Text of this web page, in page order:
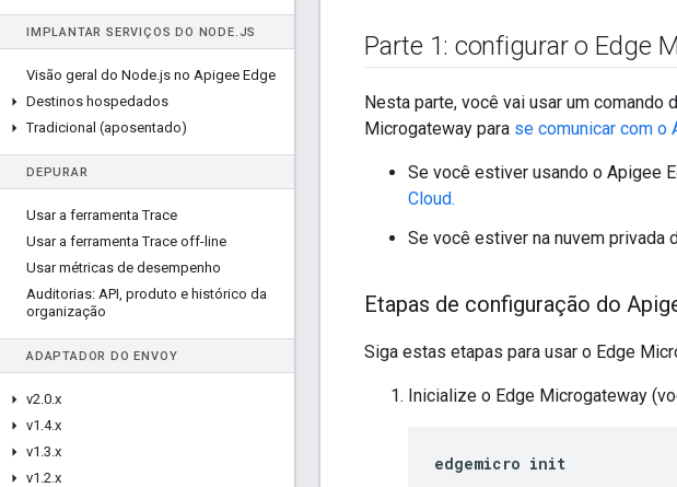
IMPLANTAR SERVIÇOS DO NODE. JS
Visão geral do Node.js no Apigee Edge
Destinos hospedados
Tradicional (aposentado)
DEPURAR
Usar a ferramenta Trace
Usar a ferramenta Trace off-line
Usar métricas de desempenho
Auditorias: API, produto e histórico da
organização
ADAPTADOR DO ENVOY
v2.0.x
v1 .4.x
v1 .3.x
v1 .2.x
Parte 1: configurar o Edge
Nesta parte, você vai usar um comando
Microgateway para se comunicar com o
Se você estiver usando o Apigee
Cloud.
Se você estiver na nuvem privada
Etapas de configuração do
Siga estas etapas para usar o Edge
Inicialize o Edge Microgateway
edgemicro init